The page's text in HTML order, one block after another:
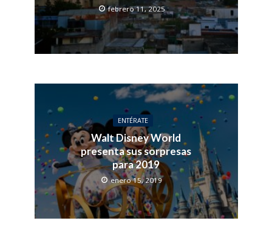
febrero 11, 2025
ENTÉRATE
Walt Disney World
presenta sus sorpresas
para 2019
enero 15, 2019